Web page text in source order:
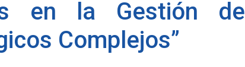
en la Gestión de
Complejos”